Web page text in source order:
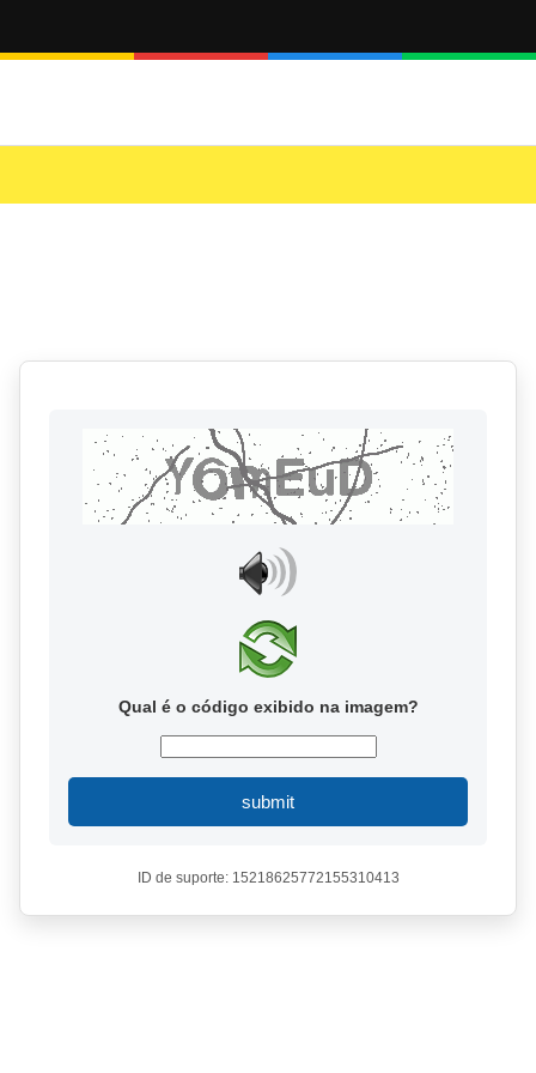
Qual é o código exibido na imagem?
submit
ID de suporte: 15218625772155310413